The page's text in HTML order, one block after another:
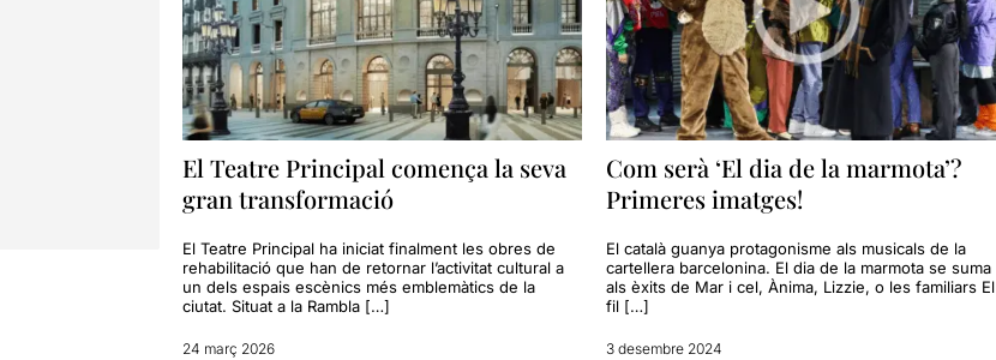
El Teatre Principal comença la seva
gran transformació
El Teatre Principal ha iniciat finalment les obres de
rehabilitació que han de retornar l’activitat cultural a
un dels espais escènics més emblemàtics de la
ciutat. Situat a la Rambla […]
24 març 2026
Com serà ‘El dia de la marmota’?
Primeres imatges!
El català guanya protagonisme als musicals de la
cartellera barcelonina. El dia de la marmota se suma
als èxits de Mar i cel, Ànima, Lizzie, o les familiars El
fil […]
3 desembre 2024